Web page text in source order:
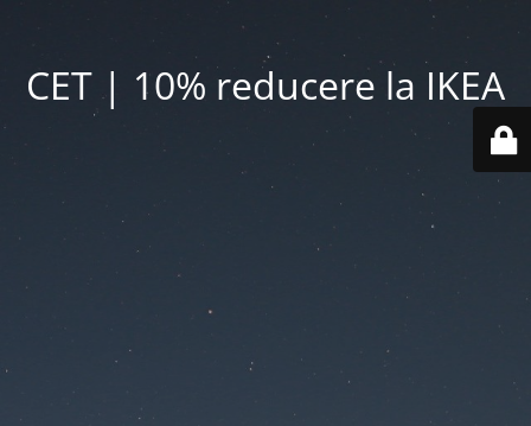
CET | 10% reducere la IKEA